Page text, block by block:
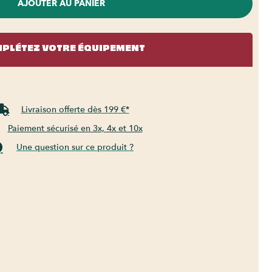
AJOUTER AU PANIER
VOTRE ÉQUIPEMENT
Livraison offerte dès 199 €*
Paiement sécurisé en 3x, 4x et 10x
Une question sur ce produit ?